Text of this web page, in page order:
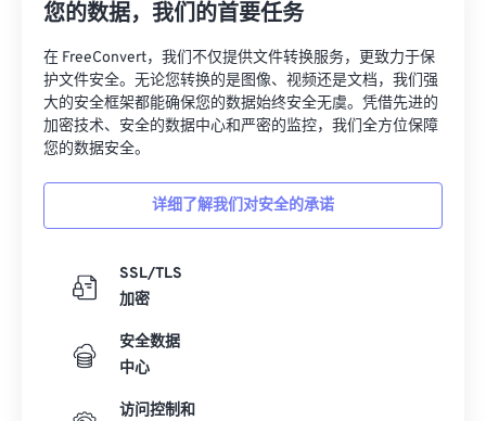
您的数据，我们的首要任务
在 FreeConvert，我们不仅提供文件转换服务，更致力于保
护文件安全。无论您转换的是图像、视频还是文档，我们强
大的安全框架都能确保您的数据始终安全无虞。凭借先进的
加密技术、安全的数据中心和严密的监控，我们全方位保障
您的数据安全。
详细了解我们对安全的承诺
SSL/TLS
加密
安全数据
中心
访问控制和